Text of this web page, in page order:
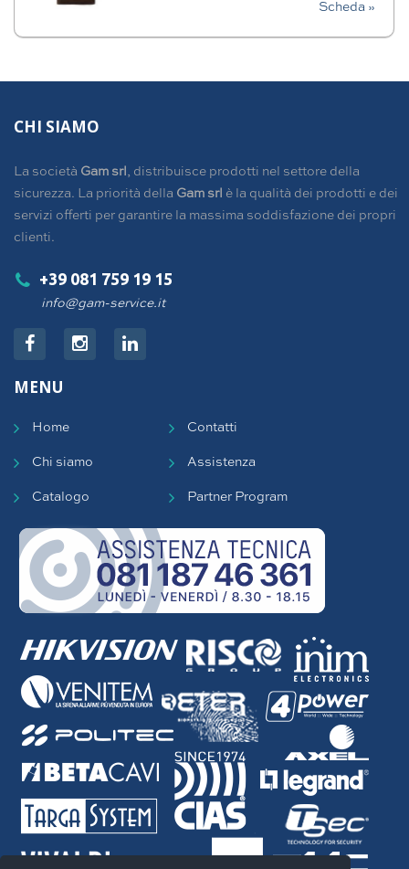
Scheda »
CHI SIAMO
La società Gam srl , distribuisce prodotti nel settore della
sicurezza. La priorità della Gam srl è la qualità dei prodotti e dei
servizi offerti per garantire la massima soddisfazione dei propri
clienti.
+39 081 759 19 15
info@gam-service.it
MENU
Home
Chi siamo
Catalogo
Contatti
Assistenza
Partner Program